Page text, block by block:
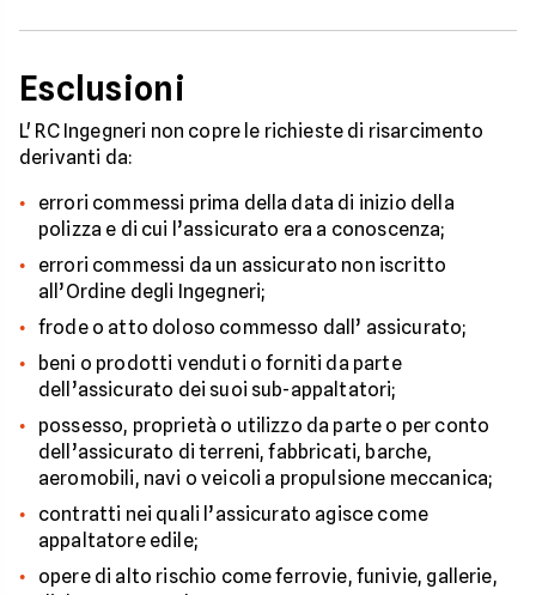
Esclusioni
L' RC Ingegneri non copre le richieste di risarcimento
derivanti da:
errori commessi prima della data di inizio della
polizza e di cui l’assicurato era a conoscenza;
errori commessi da un assicurato non iscritto
all’Ordine degli Ingegneri;
frode o atto doloso commesso dall’ assicurato;
beni o prodotti venduti o forniti da parte
dell’assicurato dei suoi sub-appaltatori;
possesso, proprietà o utilizzo da parte o per conto
dell’assicurato di terreni, fabbricati, barche,
aeromobili, navi o veicoli a propulsione meccanica;
contratti nei quali l’assicurato agisce come
appaltatore edile;
opere di alto rischio come ferrovie, funivie, gallerie,